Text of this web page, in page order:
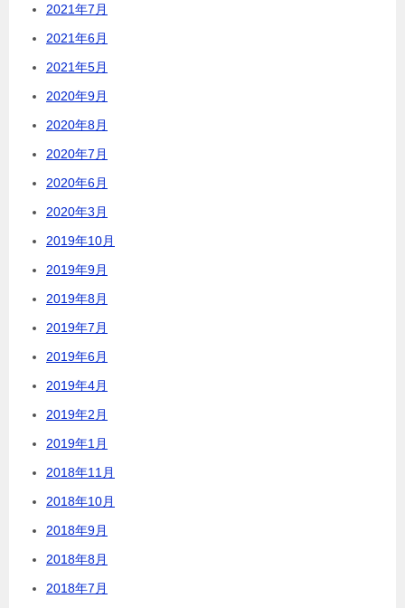
2021年7月
2021年6月
2021年5月
2020年9月
2020年8月
2020年7月
2020年6月
2020年3月
2019年10月
2019年9月
2019年8月
2019年7月
2019年6月
2019年4月
2019年2月
2019年1月
2018年11月
2018年10月
2018年9月
2018年8月
2018年7月